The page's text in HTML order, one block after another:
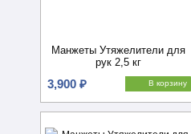
Манжеты Утяжелители для
рук 2,5 кг
3,900 ₽ В корзину